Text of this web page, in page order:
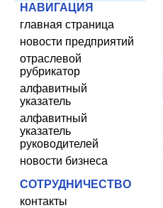
НАВИГАЦИЯ
главная страница
новости предприятий
отраслевой
рубрикатор
алфавитный
указатель
алфавитный
указатель
руководителей
новости бизнеса
СОТРУДНИЧЕСТВО
контакты